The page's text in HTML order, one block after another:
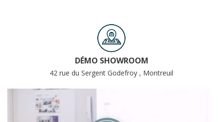
DÉMO SHOWROOM
42 rue du Sergent Godefroy , Montreuil